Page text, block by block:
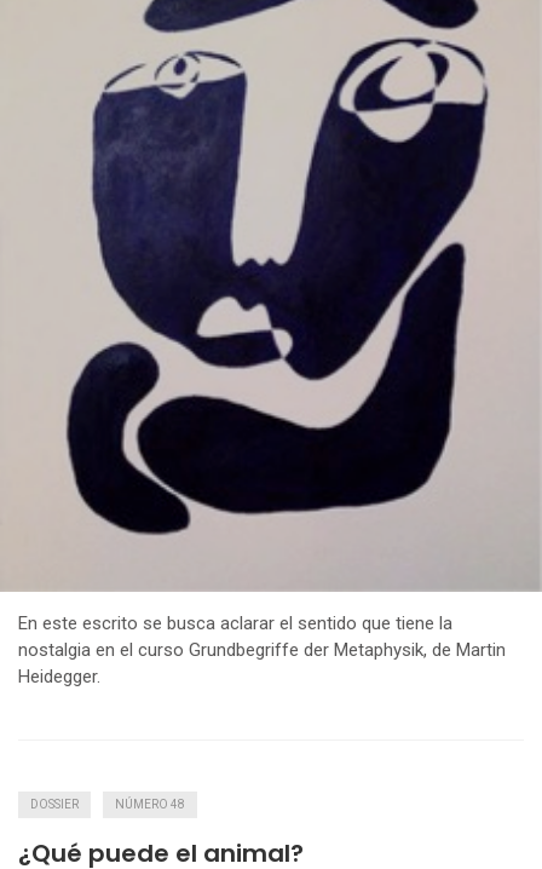
En este escrito se busca aclarar el sentido que tiene la
nostalgia en el curso Grundbegriffe der Metaphysik, de Martin
Heidegger.
DOSSIER NÚMERO 48
¿Qué puede el animal?